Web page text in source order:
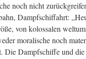
noch nicht
Dampfschiffahrt:
von kolossalen
moralische noch
Die Dampfschiffe und